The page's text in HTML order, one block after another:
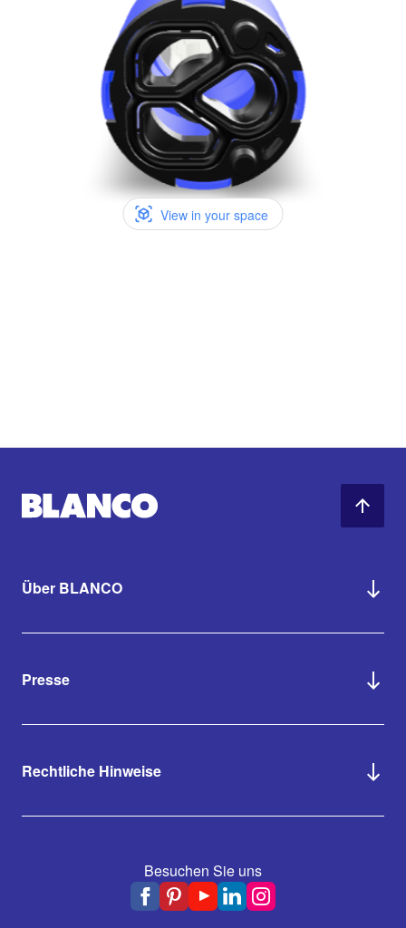
Über BLANCO
Presse
Rechtliche Hinweise
Besuchen Sie uns